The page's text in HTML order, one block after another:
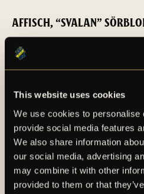
This website uses cookies
We use cookies to personalise
provide social media features
We also share information
our social media, advertising
may combine it with other
provided to them or that
AFFISCH, “SVALAN”
En illustrerad affisch i
den karakteristiska
blandteknik som var typisk
LINJETECKNING, TESSAN
En linjeteckning i bläck ritad
50x70 cm, skapad med